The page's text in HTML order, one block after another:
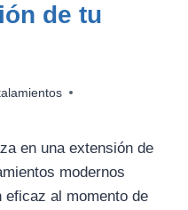
de tu
en una extensión de
modernos
eficaz al momento de